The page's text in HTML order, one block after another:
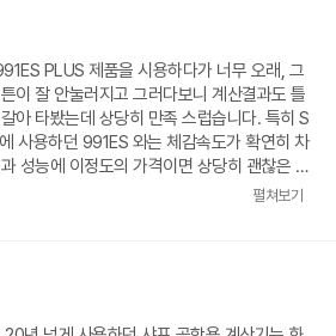
PLUS 제품을 시용하다가 너무 오래, 그
이 잘 안눌러지고 그러다보니 계산결과도 틀
아 타봤는데 상당히 만족 스럽습니다. 특히 S
사용하던 991ES 와는 체감속도가 확연히 차
성능에 이정도의 가격이면 상당히 괜찮은 제
펼쳐보기